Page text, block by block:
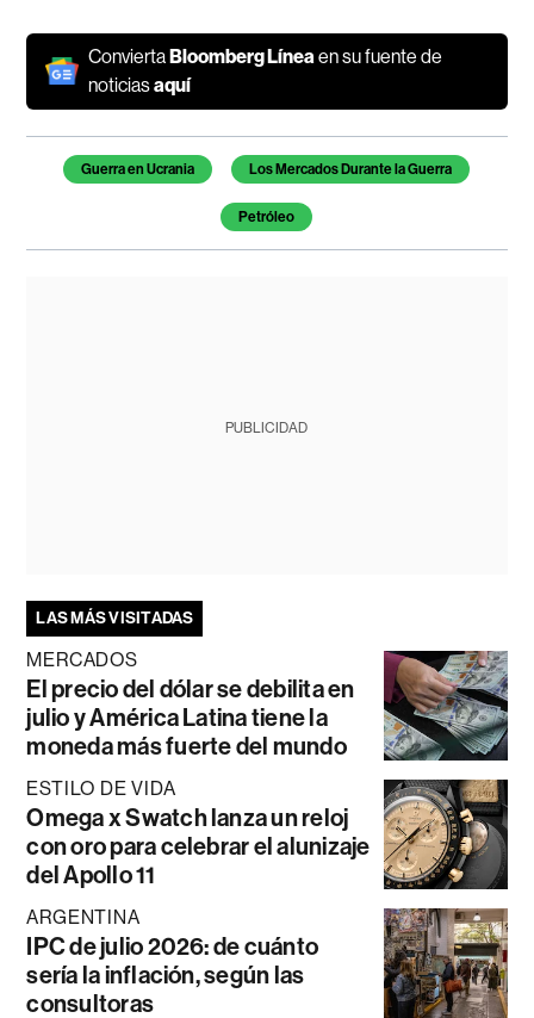
ConviertaBloomberg Línea en su fuente de
noticiasaquí
Temas de este artículo
Guerra en Ucrania Los Mercados Durante la Guerra
Petróleo
PUBLICIDAD
LAS MÁS VISITADAS
MERCADOS
El precio del dólar se debilita en
julio y América Latina tiene la
moneda más fuerte del mundo
ESTILO DE VIDA
Omega x Swatch lanza un reloj
con oro para celebrar el alunizaje
del Apollo 11
ARGENTINA
IPC de julio 2026: de cuánto
sería la inflación, según las
consultoras